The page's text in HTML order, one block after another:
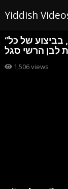
Yiddish
“עד הנה” – פיטסבורג – עוזיאל דייטש, בביצוע של כל
לבן הרשי סגל
1,506views